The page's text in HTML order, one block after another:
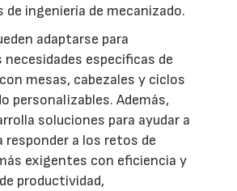
ingeniería de mecanizado.
adaptarse para
específicas de
mesas, cabezales y ciclos
personalizables. Además,
soluciones para ayudar a
responder a los retos de
exigentes con eficiencia y
productividad,